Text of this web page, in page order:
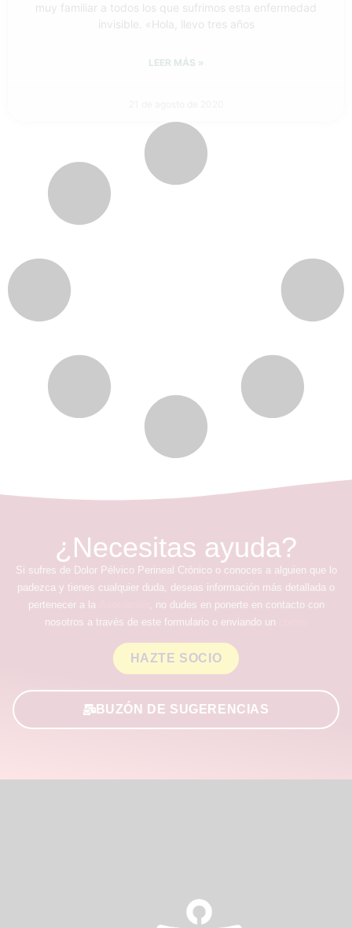
muy familiar a todos los que sufrimos esta enfermedad
invisible. «Hola, llevo tres años
LEER MÁS »
¿Necesitas ayuda?
Si sufres de Dolor Pélvico Perineal Crónico o conoces a alguien que lo
padezca y tienes cualquier duda, deseas información más detallada o
pertenecer a la
, no dudes en ponerte en contacto con
nosotros a través de este formulario o enviando un
HAZTE SOCIO
BUZÓN DE SUGERENCIAS